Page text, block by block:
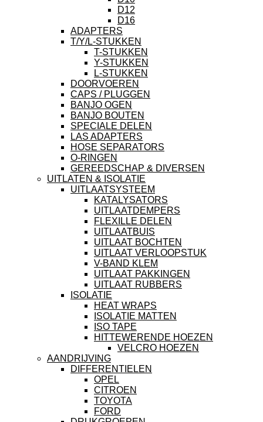
D12
D16
ADAPTERS
T/Y/L-STUKKEN
T-STUKKEN
Y-STUKKEN
L-STUKKEN
DOORVOEREN
CAPS / PLUGGEN
BANJO OGEN
BANJO BOUTEN
SPECIALE DELEN
LAS ADAPTERS
HOSE SEPARATORS
O-RINGEN
GEREEDSCHAP & DIVERSEN
UITLATEN & ISOLATIE
UITLAATSYSTEEM
KATALYSATORS
UITLAATDEMPERS
FLEXILLE DELEN
UITLAATBUIS
UITLAAT BOCHTEN
UITLAAT VERLOOPSTUK
V-BAND KLEM
UITLAAT PAKKINGEN
UITLAAT RUBBERS
ISOLATIE
HEAT WRAPS
ISOLATIE MATTEN
ISO TAPE
HITTEWERENDE HOEZEN
VELCRO HOEZEN
AANDRIJVING
DIFFERENTIELEN
OPEL
CITROEN
TOYOTA
FORD